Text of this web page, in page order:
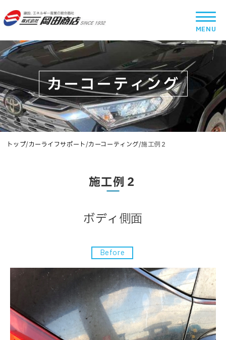
カーコーティング
トップ/カーライフサポート/カーコーティング/施工例２
施工例２
ボディ側面
Before